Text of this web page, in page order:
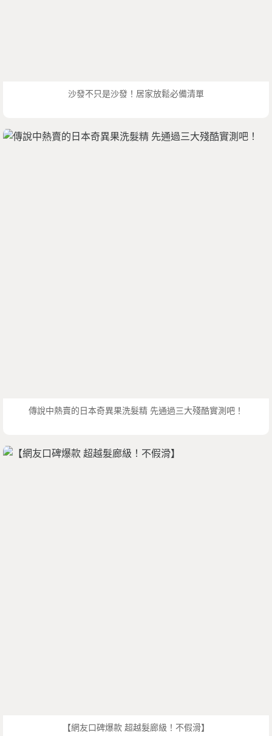
沙發不只是沙發！居家放鬆必備清單
傳說中熱賣的日本奇異果洗髮精 先通過三大殘酷實測吧！
【網友口碑爆款 超越髮廊級！不假滑】